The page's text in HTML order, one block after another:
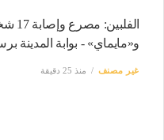
و«مايماي» - بوابة المدينة
غير مصنف منذ 25 دقيقة